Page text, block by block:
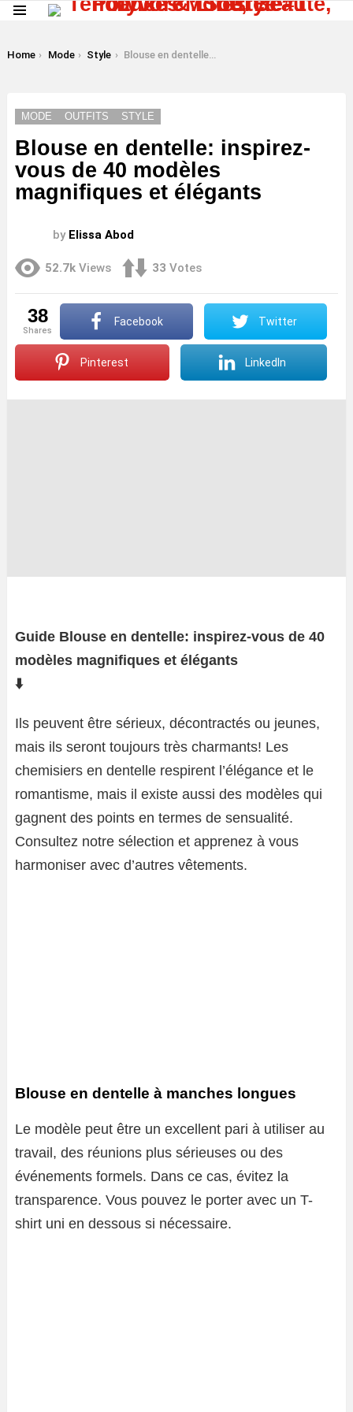
You are here:
Home Mode Style Blouse en dentelle: inspirez-vous de 40 modèles magnifiques et élégants
MODE OUTFITS STYLE
Blouse en dentelle: inspirez-
vous de 40 modèles
magnifiques et élégants
by Elissa Abod
52.7k Views 33 Votes
38
shares
Facebook Twitter
Pinterest LinkedIn
Guide Blouse en dentelle: inspirez-vous de 40
modèles magnifiques et élégants
⬇️
Ils peuvent être sérieux, décontractés ou jeunes,
mais ils seront toujours très charmants! Les
chemisiers en dentelle respirent l’élégance et le
romantisme, mais il existe aussi des modèles qui
gagnent des points en termes de sensualité.
Consultez notre sélection et apprenez à vous
harmoniser avec d’autres vêtements.
Blouse en dentelle à manches longues
Le modèle peut être un excellent pari à utiliser au
travail, des réunions plus sérieuses ou des
événements formels. Dans ce cas, évitez la
transparence. Vous pouvez le porter avec un T-
shirt uni en dessous si nécessaire.